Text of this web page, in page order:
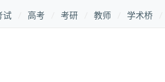
试 高考 考研 教师 学术桥